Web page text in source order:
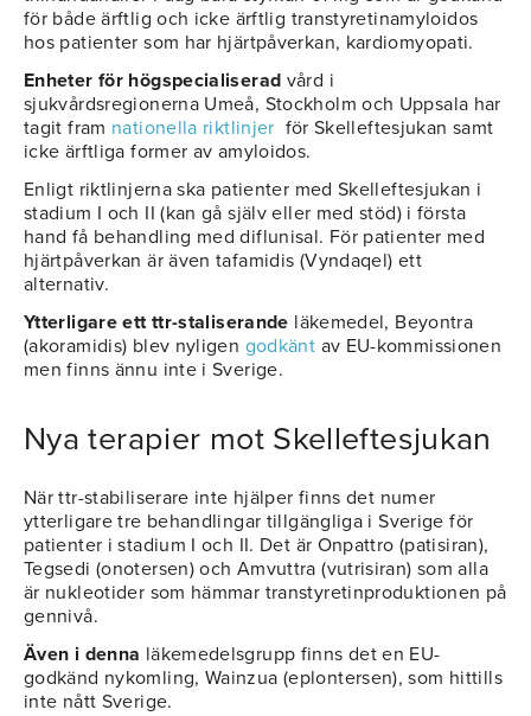
för både ärftlig och icke ärftlig transtyretinamyloidos
hos patienter som har hjärtpåverkan, kardiomyopati.
Enheter för högspecialiserad vård i
sjukvårdsregionerna Umeå, Stockholm och Uppsala har
tagit fram nationella riktlinjer för Skelleftesjukan samt
icke ärftliga former av amyloidos.
Enligt riktlinjerna ska patienter med Skelleftesjukan i
stadium I och II (kan gå själv eller med stöd) i första
hand få behandling med diflunisal. För patienter med
hjärtpåverkan är även tafamidis (Vyndaqel) ett
alternativ.
Ytterligare ett ttr-staliserande läkemedel, Beyontra
(akoramidis) blev nyligen godkänt av EU-kommissionen
men finns ännu inte i Sverige.
Nya terapier mot Skelleftesjukan
När ttr-stabiliserare inte hjälper finns det numer
ytterligare tre behandlingar tillgängliga i Sverige för
patienter i stadium I och II. Det är Onpattro (patisiran),
Tegsedi (onotersen) och Amvuttra (vutrisiran) som alla
är nukleotider som hämmar transtyretinproduktionen på
gennivå.
Även i denna läkemedelsgrupp finns det en EU-
godkänd nykomling, Wainzua (eplontersen), som hittills
inte nått Sverige.